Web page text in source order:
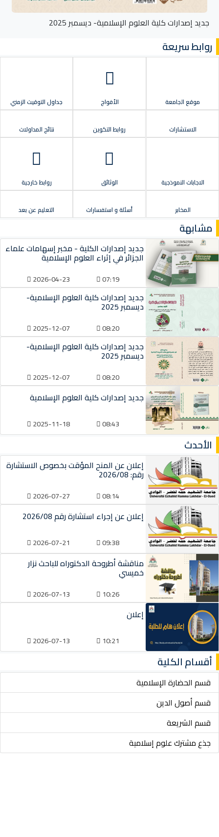
جديد إصدارات كلية العلوم الإسلامية- ديسمبر 2025
روابط سريعة
موقع الجامعة الأفواج جداول التوقيت الزمني
الاستشارات روابط التكوين نتائج المداولات
الاجابات النموذجية الوثائق روابط خارجية
المخابر أسئلة و استفسارات التعليم عن بعد
مشابهة
جديد إصدارات الكلية - مخبر إسهامات علماء
الجزائر في إثراء العلوم الإسلامية
07:19
2026-04-23
جديد إصدارات كلية العلوم الإسلامية-
ديسمبر 2025
08:20
2025-12-07
جديد إصدارات كلية العلوم الإسلامية-
ديسمبر 2025
08:20
2025-12-07
جديد إصدارات كلية العلوم الإسلامية
08:43
2025-11-18
الأحدث
إعلان عن المنح المؤقت بخصوص الاستشارة
رقم: 2026/08
08:14
2026-07-27
إعلان عن إجراء استشارة رقم 2026/08
09:38
2026-07-21
مناقشة أطروحة الدكتوراه للباحث نزار
خميسي
10:26
2026-07-13
إعلان
10:21
2026-07-13
أقسام الكلية
قسم الحضارة الإسلامية
قسم أصول الدين
قسم الشريعة
جذع مشترك علوم إسلامية